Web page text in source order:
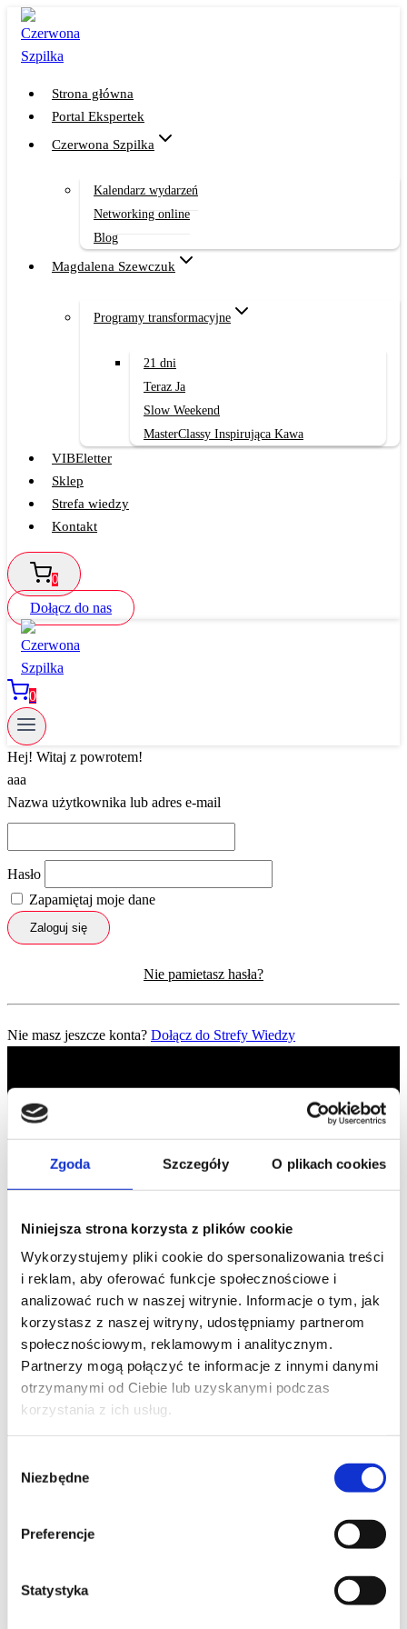
Zgoda Szczegóły O plikach cookies
Niniejsza strona korzysta z plików cookie
Wykorzystujemy pliki cookie do spersonalizowania treści
i reklam, aby oferować funkcje społecznościowe i
analizować ruch w naszej witrynie. Informacje o tym, jak
korzystasz z naszej witryny, udostępniamy partnerom
społecznościowym, reklamowym i analitycznym.
Partnerzy mogą połączyć te informacje z innymi danymi
otrzymanymi od Ciebie lub uzyskanymi podczas
korzystania z ich usług.
zgody
Niezbędne
Preferencje
Statystyka
Przejdź
treści
Strona główna
Portal Ekspertek
Czerwona Szpilka
Kalendarz wydarzeń
Networking online
Blog
Magdalena Szewczuk
Programy transformacyjne
21 dni
Teraz Ja
Slow Weekend
MasterClassy Inspirująca Kawa
VIBEletter
Sklep
Strefa wiedzy
Kontakt
0
Dołącz do nas
0
Hej! Witaj z powrotem!
aaa
Nazwa użytkownika lub adres e-mail
Hasło
Zapamiętaj moje dane
Zaloguj się
Nie pamietasz hasła?
Nie masz jeszcze konta? Dołącz do Strefy Wiedzy
Szpilka
Profil tiktok Czerwona Szpilka
Profil youtube Czerwona
Szpilka
Kontakt
kontakt@czerwonaszpilka.pl